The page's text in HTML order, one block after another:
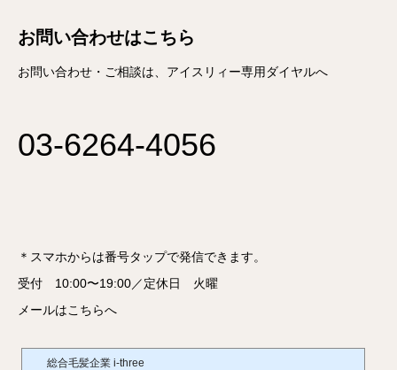
お問い合わせはこちら
お問い合わせ・ご相談は、アイスリィー専用ダイヤルへ
03-6264-4056
＊スマホからは番号タップで発信できます。
受付 10:00〜19:00／定休日 火曜
メールはこちらへ
総合毛髪企業 i-three